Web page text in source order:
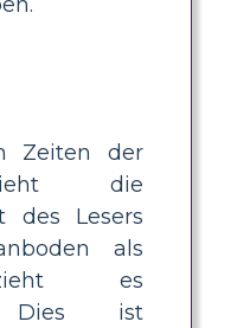
Zeiten der
die
des Lesers
als
es
Dies ist